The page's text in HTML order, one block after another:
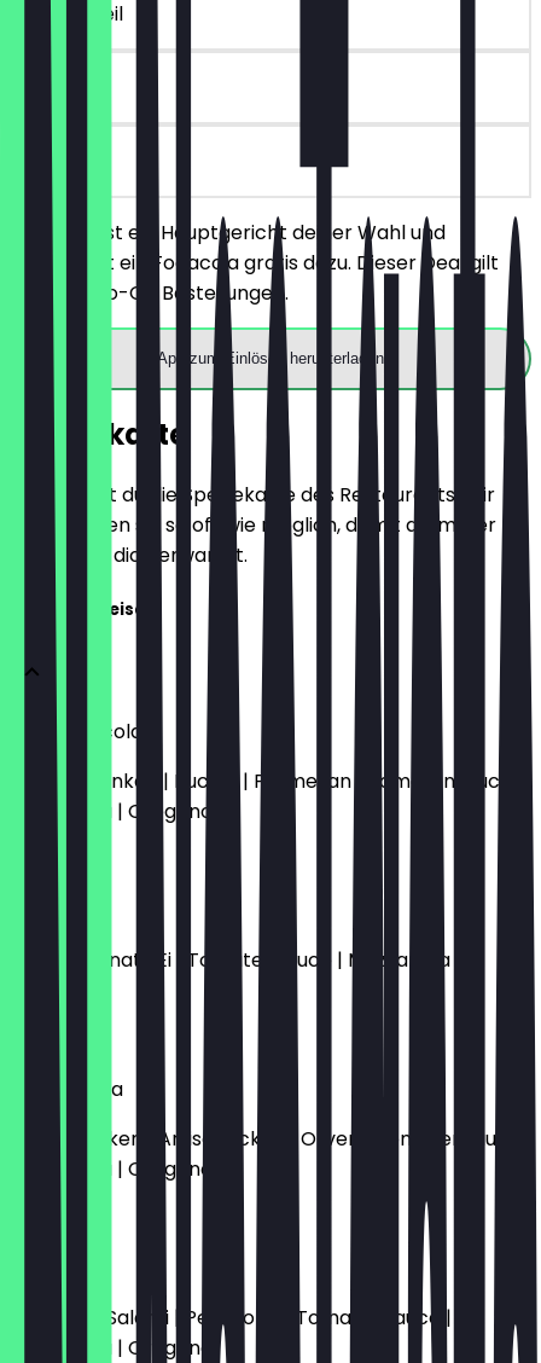
~5 € Vorteil
vor Ort
Du bestellst ein Hauptgericht deiner Wahl und
bekommst ein Focaccia gratis dazu. Dieser Deal gilt
nicht für To-Go Bestellungen.
App zum Einlösen herunterladen
Speisekarte
Hier findest du die Speisekarte des Restaurants. Wir
aktualisieren sie so oft wie möglich, damit du immer
weißt, was dich erwartet.
Pizza mit Fleisch
Parma Rucola
Parmaschinken | Rucola | Parmesan | Tomatensauce |
Mozzarella | Oregano
Turco
Sucuk | Spinat | Ei | Tomatensauce | Mozzarella |
Oregano
14,50 €
Capricciosa
Kochschinken | Artischocken | Oliven | Tomatensauce |
Mozzarella | Oregano
14,50 €
Diavola
Peperoni-Salami | Peperonis | Tomatensauce |
Mozzarella | Oregano